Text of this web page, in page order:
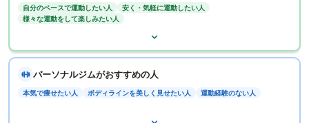
自分のペースで運動したい人
安く・気軽に運動したい人
様々な運動をして楽しみたい人
パーソナルジムがおすすめの人
本気で痩せたい人 ボディラインを美しく見せたい人 運動経験のない人